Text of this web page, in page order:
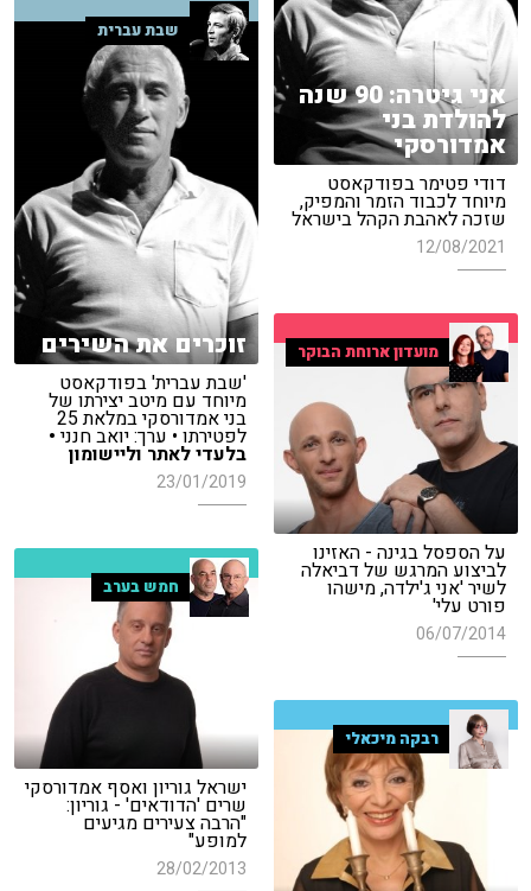
אני גיטרה: 90 שנה
להולדת בני
אמדורסקי
דודי פטימר בפודקאסט
מיוחד לכבוד הזמר והמפיק,
שזכה לאהבת הקהל בישראל
12/08/2021
שבת עברית
זוכרים את השירים
'שבת עברית' בפודקאסט
מיוחד עם מיטב יצירתו של
בני אמדורסקי במלאת 25
לפטירתו • ערך: יואב חנני •
בלעדי לאתר וליישומון
23/01/2019
מועדון ארוחת הבוקר
על הספסל בגינה - האזינו
לביצוע המרגש של דביאלה
לשיר 'אני ג'ילדה, מישהו
פורט עלי'
06/07/2014
חמש בערב
ישראל גוריון ואסף אמדורסקי
שרים 'הדודאים' - גוריון:
"הרבה צעירים מגיעים
למופע"
28/02/2013
רבקה מיכאלי